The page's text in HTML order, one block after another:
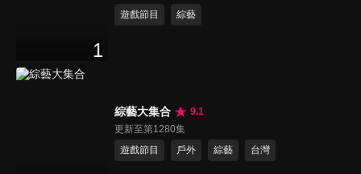
1
遊戲節目
綜藝
綜藝大集合
9.1
更新至第1280集
遊戲節目
戶外 綜藝 台灣